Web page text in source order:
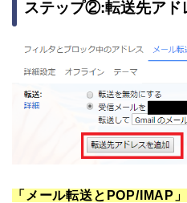
ステップ②:転送先アド
「メール転送とPOP/IMAP